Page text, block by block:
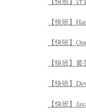
【快班】
【快班】
【快班】
【快班】
【快班】
【快班】